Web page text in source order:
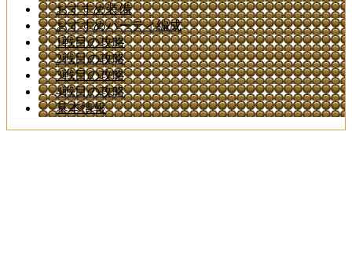
おすすめ装備
おすすめパーティ編成
1戦目の攻略
2戦目の攻略
3戦目の攻略
4戦目の攻略
基本情報